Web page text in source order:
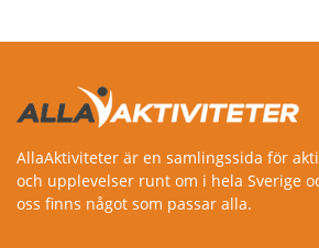
AllaAktiviteter är en samlingssida för
och upplevelser runt om i hela Sverige
oss finns något som passar alla.